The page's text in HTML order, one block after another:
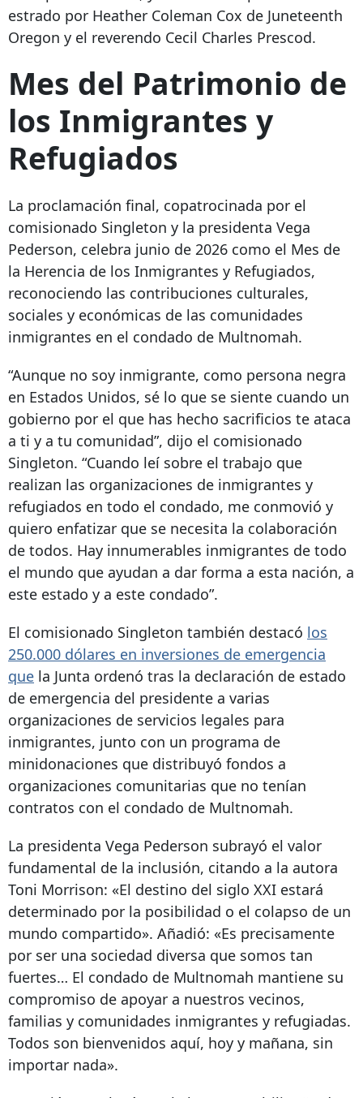
estrado por Heather Coleman Cox de Juneteenth
Oregon y el reverendo Cecil Charles Prescod.
Mes del Patrimonio de
los Inmigrantes y
Refugiados
La proclamación final, copatrocinada por el
comisionado Singleton y la presidenta Vega
Pederson, celebra junio de 2026 como el Mes de
la Herencia de los Inmigrantes y Refugiados,
reconociendo las contribuciones culturales,
sociales y económicas de las comunidades
inmigrantes en el condado de Multnomah.
“Aunque no soy inmigrante, como persona negra
en Estados Unidos, sé lo que se siente cuando un
gobierno por el que has hecho sacrificios te ataca
a ti y a tu comunidad”, dijo el comisionado
Singleton. “Cuando leí sobre el trabajo que
realizan las organizaciones de inmigrantes y
refugiados en todo el condado, me conmovió y
quiero enfatizar que se necesita la colaboración
de todos. Hay innumerables inmigrantes de todo
el mundo que ayudan a dar forma a esta nación, a
este estado y a este condado”.
El comisionado Singleton también destacó los
250.000 dólares en inversiones de emergencia
que la Junta ordenó tras la declaración de estado
de emergencia del presidente a varias
organizaciones de servicios legales para
inmigrantes, junto con un programa de
minidonaciones que distribuyó fondos a
organizaciones comunitarias que no tenían
contratos con el condado de Multnomah.
La presidenta Vega Pederson subrayó el valor
fundamental de la inclusión, citando a la autora
Toni Morrison: «El destino del siglo XXI estará
determinado por la posibilidad o el colapso de un
mundo compartido». Añadió: «Es precisamente
por ser una sociedad diversa que somos tan
fuertes… El condado de Multnomah mantiene su
compromiso de apoyar a nuestros vecinos,
familias y comunidades inmigrantes y refugiadas.
Todos son bienvenidos aquí, hoy y mañana, sin
importar nada».